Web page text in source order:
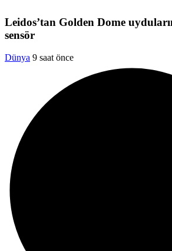
Leidos’tan Golden Dome
sensör
Dünya 9 saat önce